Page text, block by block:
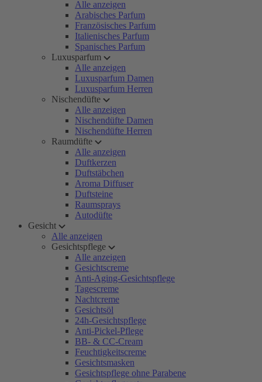
Alle anzeigen
Arabisches Parfum
Französisches Parfum
Italienisches Parfum
Spanisches Parfum
Luxusparfum
Alle anzeigen
Luxusparfum Damen
Luxusparfum Herren
Nischendüfte
Alle anzeigen
Nischendüfte Damen
Nischendüfte Herren
Raumdüfte
Alle anzeigen
Duftkerzen
Duftstäbchen
Aroma Diffuser
Duftsteine
Raumsprays
Autodüfte
Gesicht
Alle anzeigen
Gesichtspflege
Alle anzeigen
Gesichtscreme
Anti-Aging-Gesichtspflege
Tagescreme
Nachtcreme
Gesichtsöl
24h-Gesichtspflege
Anti-Pickel-Pflege
BB- & CC-Cream
Feuchtigkeitscreme
Gesichtsmasken
Gesichtspflege ohne Parabene